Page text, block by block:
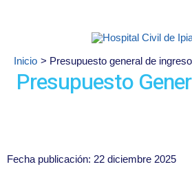
Inicio Presupuesto general de
Presupuesto
Fecha publicación: 22 diciembre 2025